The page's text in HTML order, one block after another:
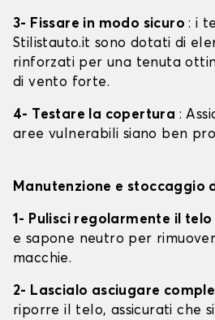
3- Fissare in modo sicuro: i
Stilistauto.it sono dotati di
rinforzati per una tenuta
di vento forte.
4- Testare la copertura :
aree vulnerabili siano ben
Manutenzione e stoccaggio
1- Pulisci regolarmente il telo
e sapone neutro per
macchie.
2- Lascialo asciugare
riporre il telo, assicurati che